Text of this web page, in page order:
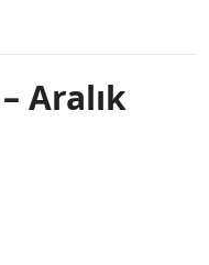
Aralık